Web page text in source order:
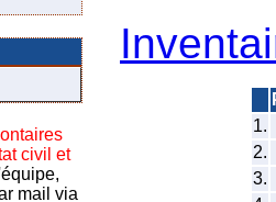
civil et
mail via
1.
2.
3.